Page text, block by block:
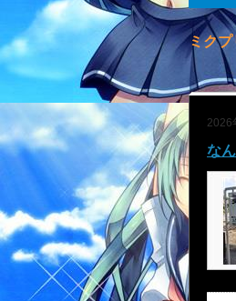
ミクプ
2026
な